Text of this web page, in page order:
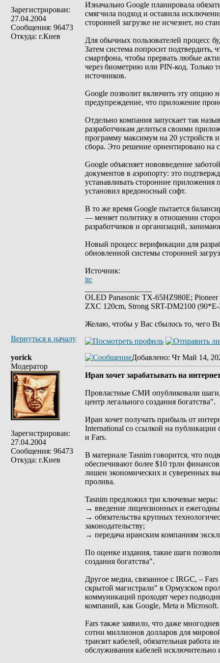
Зарегистрирован:
27.04.2004
Сообщения: 96473
Откуда: г.Киев
Изначально Google планировала
смягчила подход и оставила
сторонней загрузке не исчезнет, но
Для обычных пользователей процесс
Затем система попросит подтвердить,
смартфона, чтобы прервать любые
через биометрию или PIN-код. Только
источников.
Google позволит включить эту опцию
предупреждение, что приложение
Отдельно компания запускает так
разработчикам делиться своими
программу максимум на 20 устройств
сбора. Это решение ориентировано на
Google объясняет нововведение
документов в аэропорту: это
устанавливать сторонние приложения
установил вредоносный софт.
В то же время Google пытается
— меняет политику в отношении
разработчиков и организаций,
Новый процесс верификации для
обновленной системы сторонней
Источник:
itc
OLED Panasonic TX-65HZ980E;
ZXC 120cm, Strong SRT-DM2100
Желаю, чтобы у Вас сбылось то, чего
Вернуться к началу
yorick
Модератор
Зарегистрирован:
27.04.2004
Сообщения: 96473
Откуда: г.Киев
Добавлено: Чт Май 14,
Иран хочет зарабатывать на
Провластные СМИ опубликовали шаги,
центр легального создания богатства".
Иран хочет получать прибыль от
International со ссылкой на
и Fars.
В материале Tasnim говорится, что
обеспечивают более $10 трлн
лишен экономических и суверенных
пролива.
Tasnim предложил три ключевые меры:
→ введение лицензионных и
→ обязательства крупных
законодательству;
→ передача иранским компаниям
По оценке издания, такие шаги
создания богатства".
Другое медиа, связанное с IRGC, –
скрытой магистрали" в Ормузском
коммуникаций проходят через
компаний, как Google, Meta и Microsoft.
Fars также заявило, что даже
сотни миллионов долларов для
транзит кабелей, обязательная
обслуживания кабелей